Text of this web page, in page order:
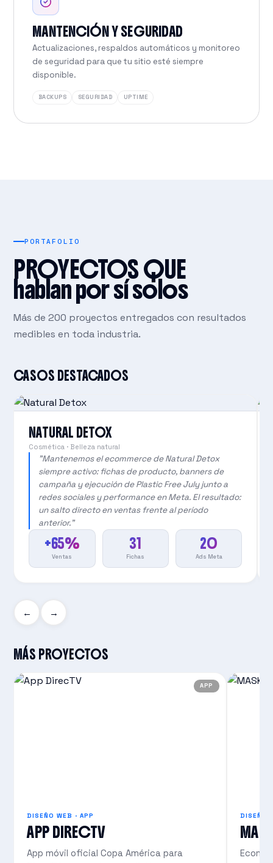
MANTENCIÓN Y SEGURIDAD
Actualizaciones, respaldos automáticos y monitoreo
de seguridad para que tu sitio esté siempre
disponible.
BACKUPS SEGURIDAD UPTIME
PORTAFOLIO
PROYECTOS QUE
hablan por sí solos
Más de 200 proyectos entregados con resultados
medibles en toda industria.
CASOS DESTACADOS
NATURAL DETOX
Cosmética · Belleza natural
"Mantenemos el ecommerce de Natural Detox
siempre activo: fichas de producto, banners de
campaña y ejecución de Plastic Free July junto a
redes sociales y performance en Meta. El resultado:
un salto directo en ventas frente al período
anterior."
+65%
Ventas
31
Fichas
20
Ads Meta
← →
MÁS PROYECTOS
APP
DISEÑO WEB · APP
APP DIRECTV
App móvil oficial Copa América para
DISEÑO